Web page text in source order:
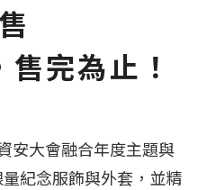
售
完為止！
安大會融合年度主題與
紀念服飾與外套，並精